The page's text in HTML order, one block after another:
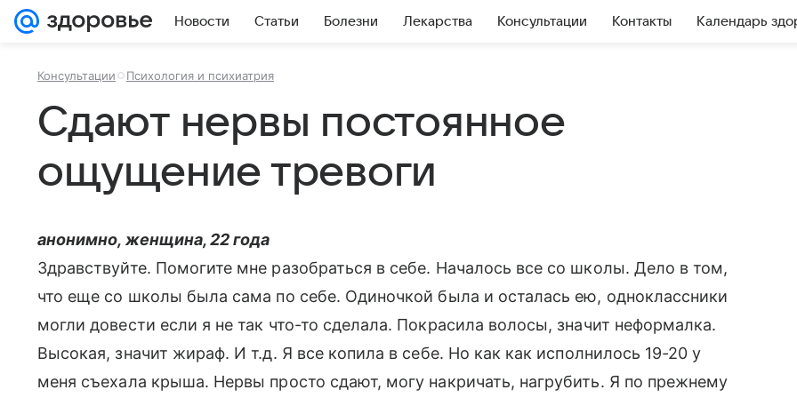
Новости Статьи Болезни Лекарства Консультации Контакты Календарь
Консультации Психология и психиатрия
Сдают нервы постоянное
ощущение тревоги
анонимно, женщина, 22 года
Здравствуйте. Помогите мне разобраться в себе. Началось все со школы. Дело в том,
что еще со школы была сама по себе. Одиночкой была и осталась ею, одноклассники
могли довести если я не так что-то сделала. Покрасила волосы, значит неформалка.
Высокая, значит жираф. И т.д. Я все копила в себе. Но как как исполнилось 19-20 у
меня съехала крыша. Нервы просто сдают, могу накричать, нагрубить. Я по прежнему